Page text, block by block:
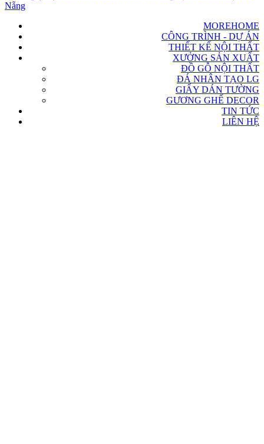
MOREHOME
CÔNG TRÌNH - DỰ ÁN
THIẾT KẾ NỘI THẤT
XƯỞNG SẢN XUẤT
ĐỒ GỖ NỘI THẤT
ĐÁ NHÂN TẠO LG
GIẤY DÁN TƯỜNG
GƯƠNG GHẾ DECOR
TIN TỨC
LIÊN HỆ